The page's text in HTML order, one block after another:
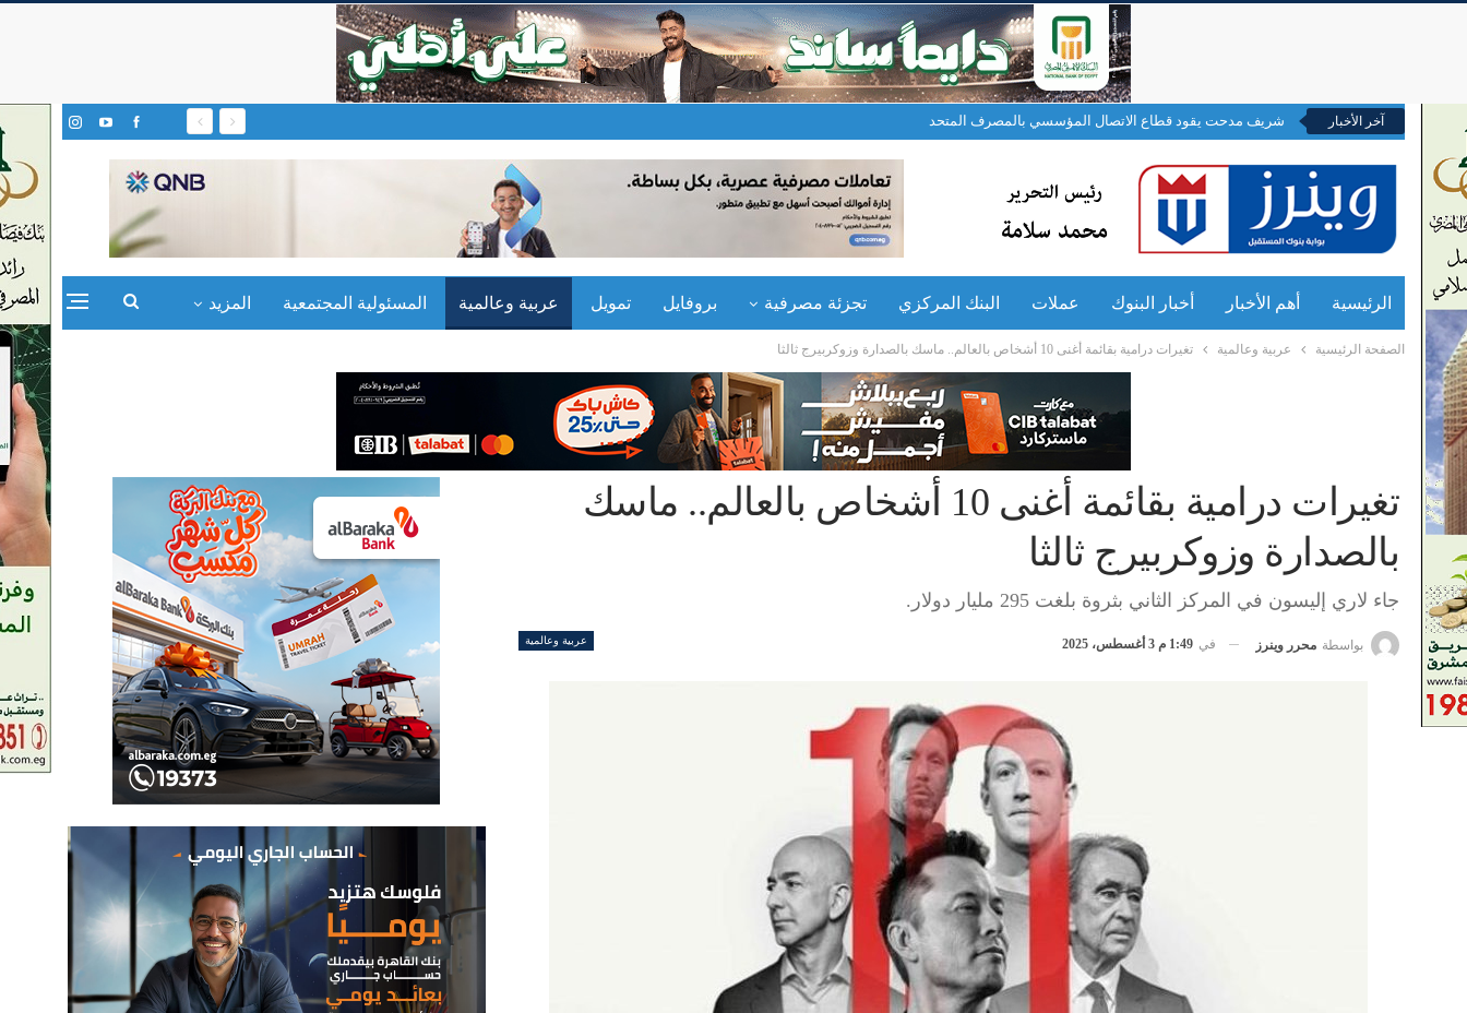
آخر الأخبار شريف مدحت يقود قطاع الاتصال المؤسسي بالمصرف المتحد
الرئيسية أهم الأخبار أخبار البنوك عملات البنك المركزي تجزئة مصرفية بروفايل تمويل عربية وعالمية المسئولية المجتمعية المزيد
الصفحة الرئيسية عربية وعالمية تغيرات درامية بقائمة أغنى 10 أشخاص بالعالم.. ماسك بالصدارة وزوكربيرج ثالثا
تغيرات درامية بقائمة أغنى 10 أشخاص بالعالم.. ماسك
بالصدارة وزوكربيرج ثالثا
جاء لاري إليسون في المركز الثاني بثروة بلغت 295 مليار دولار.
عربية وعالمية بواسطة محرر وينرز في 1:49 م 3 أغسطس، 2025